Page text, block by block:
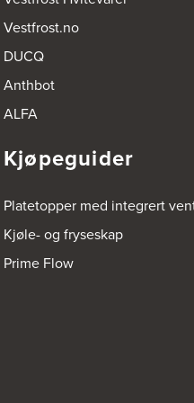
Vestfrost.no
DUCQ
Anthbot
ALFA
Kjøpeguider
Platetopper med integrert
Kjøle- og fryseskap
Prime Flow